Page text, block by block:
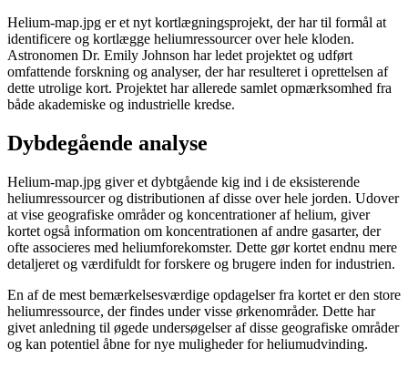
Helium-map.jpg er et nyt kortlægningsprojekt, der har til formål at
identificere og kortlægge heliumressourcer over hele kloden.
Astronomen Dr. Emily Johnson har ledet projektet og udført
omfattende forskning og analyser, der har resulteret i oprettelsen af
dette utrolige kort. Projektet har allerede samlet opmærksomhed fra
både akademiske og industrielle kredse.
Dybdegående analyse
Helium-map.jpg giver et dybtgående kig ind i de eksisterende
heliumressourcer og distributionen af disse over hele jorden. Udover
at vise geografiske områder og koncentrationer af helium, giver
kortet også information om koncentrationen af andre gasarter, der
ofte associeres med heliumforekomster. Dette gør kortet endnu mere
detaljeret og værdifuldt for forskere og brugere inden for industrien.
En af de mest bemærkelsesværdige opdagelser fra kortet er den store
heliumressource, der findes under visse ørkenområder. Dette har
givet anledning til øgede undersøgelser af disse geografiske områder
og kan potentiel åbne for nye muligheder for heliumudvinding.